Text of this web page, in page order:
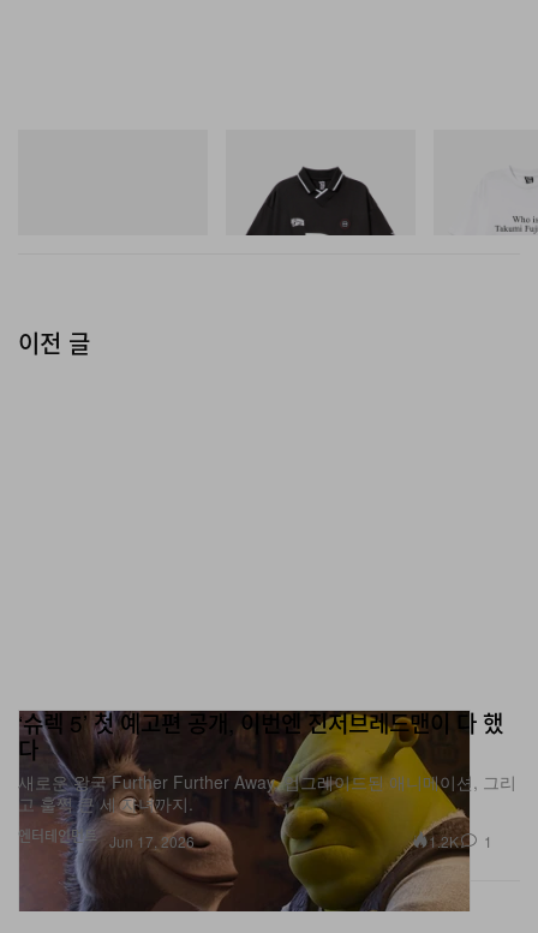
Billionaire Boys Club X Initial
D Game Shirt
쇼핑하기
Billionaire
D Cotton T-
이전 글
엔터테인먼트
‘슈렉 5’ 첫 예고편 공개, 이번엔 진저브레드맨이 다 했
다
새로운 왕국 Further Further Away, 업그레이드된 애니메이션, 그리
고 훌쩍 큰 세 자녀까지.
Jun 17, 2026 1.2K 1